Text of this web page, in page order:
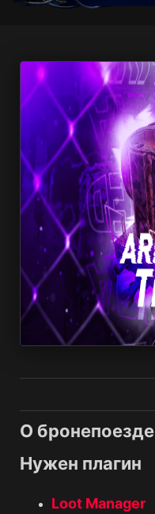
О бронепоезде​
Нужен плагин​
Loot Manager